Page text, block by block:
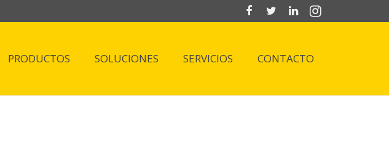
PRODUCTOS SOLUCIONES SERVICIOS CONTACTO